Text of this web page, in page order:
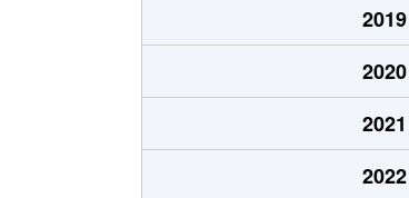
2019
2020
2021
2022